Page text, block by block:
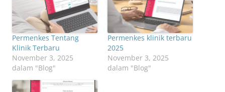
Permenkes Tentang
Klinik Terbaru
November 3, 2025
dalam "Blog"
Permenkes klinik terbaru
2025
November 3, 2025
dalam "Blog"